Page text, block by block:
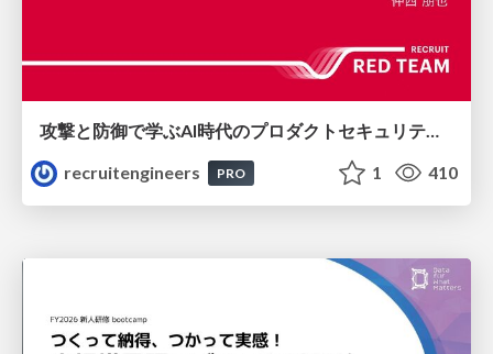
recruitengineers
PRO 1 410